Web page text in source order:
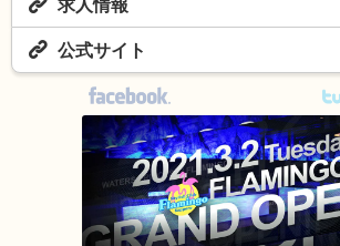
求人情報
公式サイト